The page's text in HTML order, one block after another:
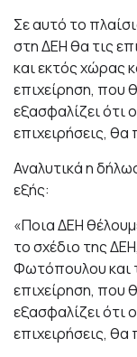
Σε αυτό το
στη ΔΕΗ θα τις
και εκτός χώρας
επιχείρηση, που
εξασφαλίζει ότι
επιχειρήσεις,
Αναλυτικά η
εξής:
«Ποια ΔΕΗ
το σχέδιο της
Φωτόπουλου και
επιχείρηση, που
εξασφαλίζει ότι
επιχειρήσεις,